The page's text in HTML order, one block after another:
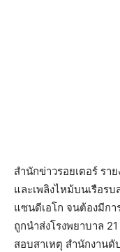
สำนักข่าวรอยเตอร์ รา
และเพลิงไหม้บนเรือร
แซนดีเอโก จนต้องมีก
ถูกนำส่งโรงพยาบาล
สอบสาเหตุ สำนักงานดั